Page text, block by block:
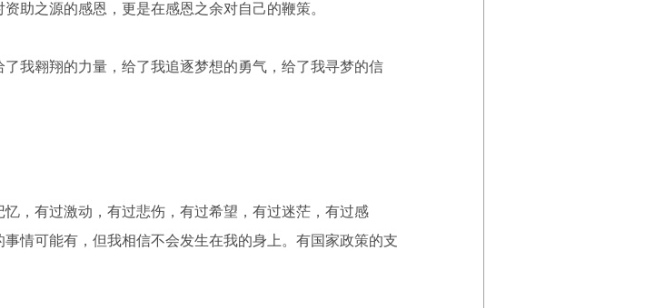
助之源的感恩，更是在感恩之余对自己的鞭策。
翱翔的力量，给了我追逐梦想的勇气，给了我寻梦的信
有过激动，有过悲伤，有过希望，有过迷茫，有过感
情可能有，但我相信不会发生在我的身上。有国家政策的支